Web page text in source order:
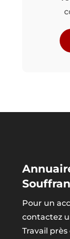
Pour un
contactez
Travail